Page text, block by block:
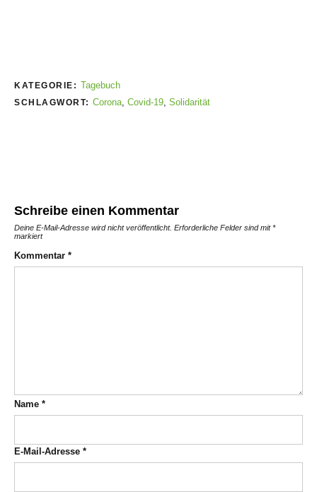
KATEGORIE: Tagebuch
SCHLAGWORT: Corona Covid-19 Solidarität
Schreibe einen Kommentar
Deine E-Mail-Adresse wird nicht veröffentlicht. Erforderliche Felder sind mit*
markiert
Kommentar *
Name *
E-Mail-Adresse *